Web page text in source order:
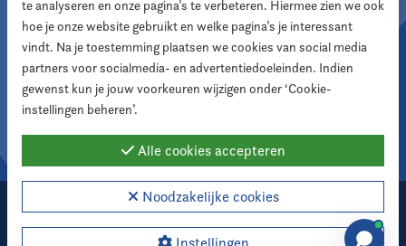
Aanmelden
Volg ons
2026 Nederlandse Vereniging voor Raadsleden
Cookie instellingen
te analyseren en onze pagina’s te verbeteren. Hiermee zien we ook
hoe je onze website gebruikt en welke pagina’s je interessant
vindt. Na je toestemming plaatsen we cookies van social media
partners voor socialmedia- en advertentiedoeleinden. Indien
gewenst kun je jouw voorkeuren wijzigen onder ‘Cookie-
instellingen beheren’.
Alle cookies accepteren
Noodzakelijke cookies